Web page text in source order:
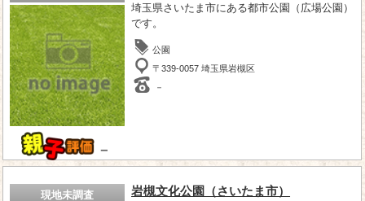
－
埼玉県さいたま市にある都市公園（広場公園）
です。
公園
〒339-0057 埼玉県岩槻区
－
現地未調査 岩槻文化公園（さいたま市）